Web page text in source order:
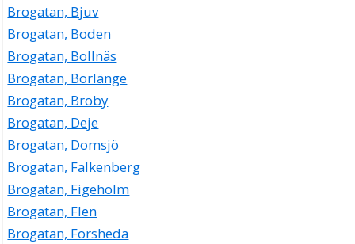
Brogatan, Bjuv
Brogatan, Boden
Brogatan, Bollnäs
Brogatan, Borlänge
Brogatan, Broby
Brogatan, Deje
Brogatan, Domsjö
Brogatan, Falkenberg
Brogatan, Figeholm
Brogatan, Flen
Brogatan, Forsheda